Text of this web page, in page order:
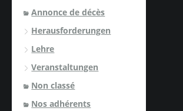
Annonce de décès
Herausforderungen
Lehre
Veranstaltungen
Non classé
Nos adhérents